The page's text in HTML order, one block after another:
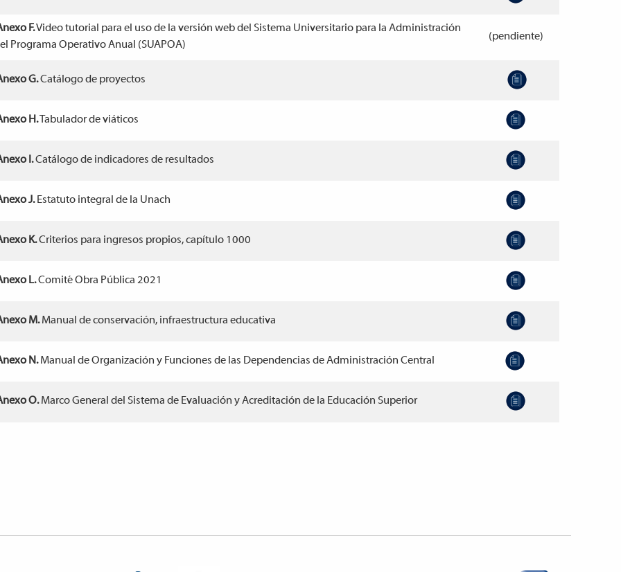
F.Video tutorial para el uso de la versión web del Sistema Universitario para la Administración
Programa Operativo Anual (SUAPOA)
(pendiente)
G.Catálogo de proyectos
H.Tabulador de viáticos
I.Catálogo de indicadores de resultados
J.Estatuto integral de la Unach
K.Criterios para ingresos propios, capítulo 1000
L.Comité Obra Pública 2021
M.Manual de conservación, infraestructura educativa
N.Manual de Organización y Funciones de las Dependencias de Administración Central
O.Marco General del Sistema de Evaluación y Acreditación de la Educación Superior